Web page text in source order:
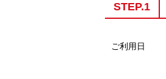
STEP.1
ご利用日